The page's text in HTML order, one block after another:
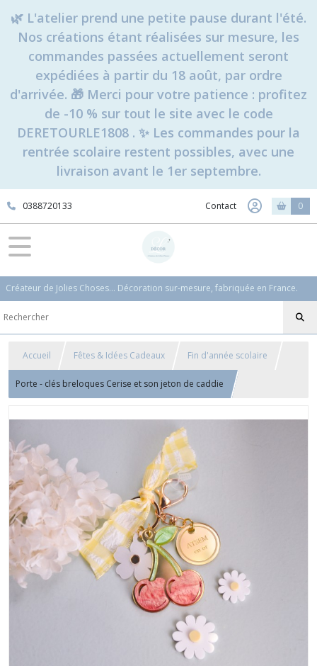
🌿 L'atelier prend une petite pause durant l'été.
Nos créations étant réalisées sur mesure, les
commandes passées actuellement seront
expédiées à partir du 18 août, par ordre
d'arrivée. 🎁 Merci pour votre patience : profitez
de -10 % sur tout le site avec le code
DERETOURLE1808 . ✨ Les commandes pour la
rentrée scolaire restent possibles, avec une
livraison avant le 1er septembre.
0388720133 Contact 0
Créateur de Jolies Choses... Décoration sur-mesure, fabriquée en France.
Accueil Fêtes & Idées Cadeaux Fin d'année scolaire
Porte - clés breloques Cerise et son jeton de caddie